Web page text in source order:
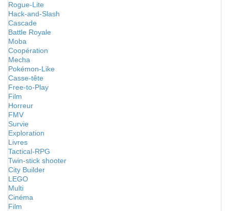
Rogue-Lite
Hack-and-Slash
Cascade
Battle Royale
Moba
Coopération
Mecha
Pokémon-Like
Casse-tête
Free-to-Play
Film
Horreur
FMV
Survie
Exploration
Livres
Tactical-RPG
Twin-stick shooter
City Builder
LEGO
Multi
Cinéma
Film